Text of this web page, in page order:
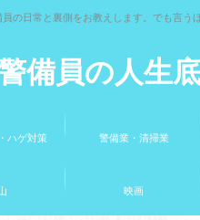
備員の人生
の日常と裏側をお教えします。でも言う
ハゲ対策 警備業・清掃業
映画